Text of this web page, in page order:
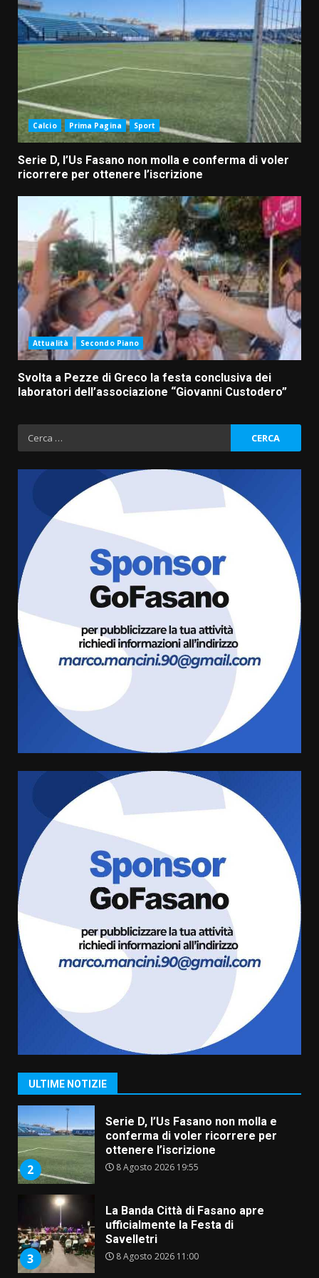
Calcio Prima Pagina Sport
Serie D, l’Us Fasano non molla e conferma di voler
ricorrere per ottenere l’iscrizione
Attualità Secondo Piano
Svolta a Pezze di Greco la festa conclusiva dei
laboratori dell’associazione “Giovanni Custodero”
Ricerca
per:
ULTIME NOTIZIE
ufficialmente la Festa di
Savelletri
8 Agosto 2026 11:00
4
Savelletri in festa, domani sera
grande spettacolo con Uccio De
Santis
8 Agosto 2026 07:30
5
Politiche Giovanili e Mobilità
Sostenibile: premiati gli studenti
universitari del bando “La strada
giusta”
8 Agosto 2026 07:15
6
“I Contestatori: Musica di
Rivoluzione”: nuovo
appuntamento con “Fasano in
7 Agosto 2026 06:05
US Fasano, Scianaro: “Profonda
amarezza per esclusione dal
campionato di calcio”
7 Agosto 2026 06:00
Grande successo per la “Sagra
del Pesce Spada” a Savelletri
2
conferma di voler ricorrere per
ottenere l’iscrizione
La Banda Città di Fasano apre
ufficialmente la Festa di
Savelletri in festa, domani sera
grande spettacolo con Uccio De